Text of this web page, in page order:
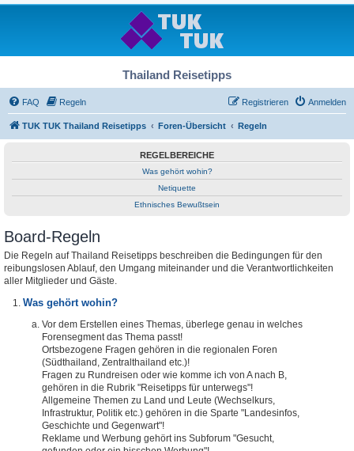
Thailand Reisetipps
FAQ Regeln Anmelden
Registrieren
TUK TUK Thailand Reisetipps Foren-Übersicht Regeln
REGELBEREICHE
Was gehört wohin?
Netiquette
Ethnisches Bewußtsein
Board-Regeln
Die Regeln auf Thailand Reisetipps beschreiben die Bedingungen für den
reibungslosen Ablauf, den Umgang miteinander und die Verantwortlichkeiten
aller Mitglieder und Gäste.
Was gehört wohin?
Vor dem Erstellen eines Themas, überlege genau in welches
Forensegment das Thema passt!
Ortsbezogene Fragen gehören in die regionalen Foren
(Südthailand, Zentralthailand etc.)!
Fragen zu Rundreisen oder wie komme ich von A nach B,
gehören in die Rubrik "Reisetipps für unterwegs"!
Allgemeine Themen zu Land und Leute (Wechselkurs,
Infrastruktur, Politik etc.) gehören in die Sparte "Landesinfos,
Geschichte und Gegenwart"!
Reklame und Werbung gehört ins Subforum "Gesucht,